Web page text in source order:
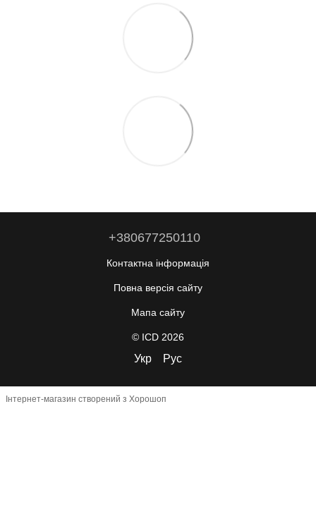
+380677250110
Контактна інформація
Повна версія сайту
Мапа сайту
© ICD 2026
Укр Рус
Інтернет-магазин створений з Хорошоп